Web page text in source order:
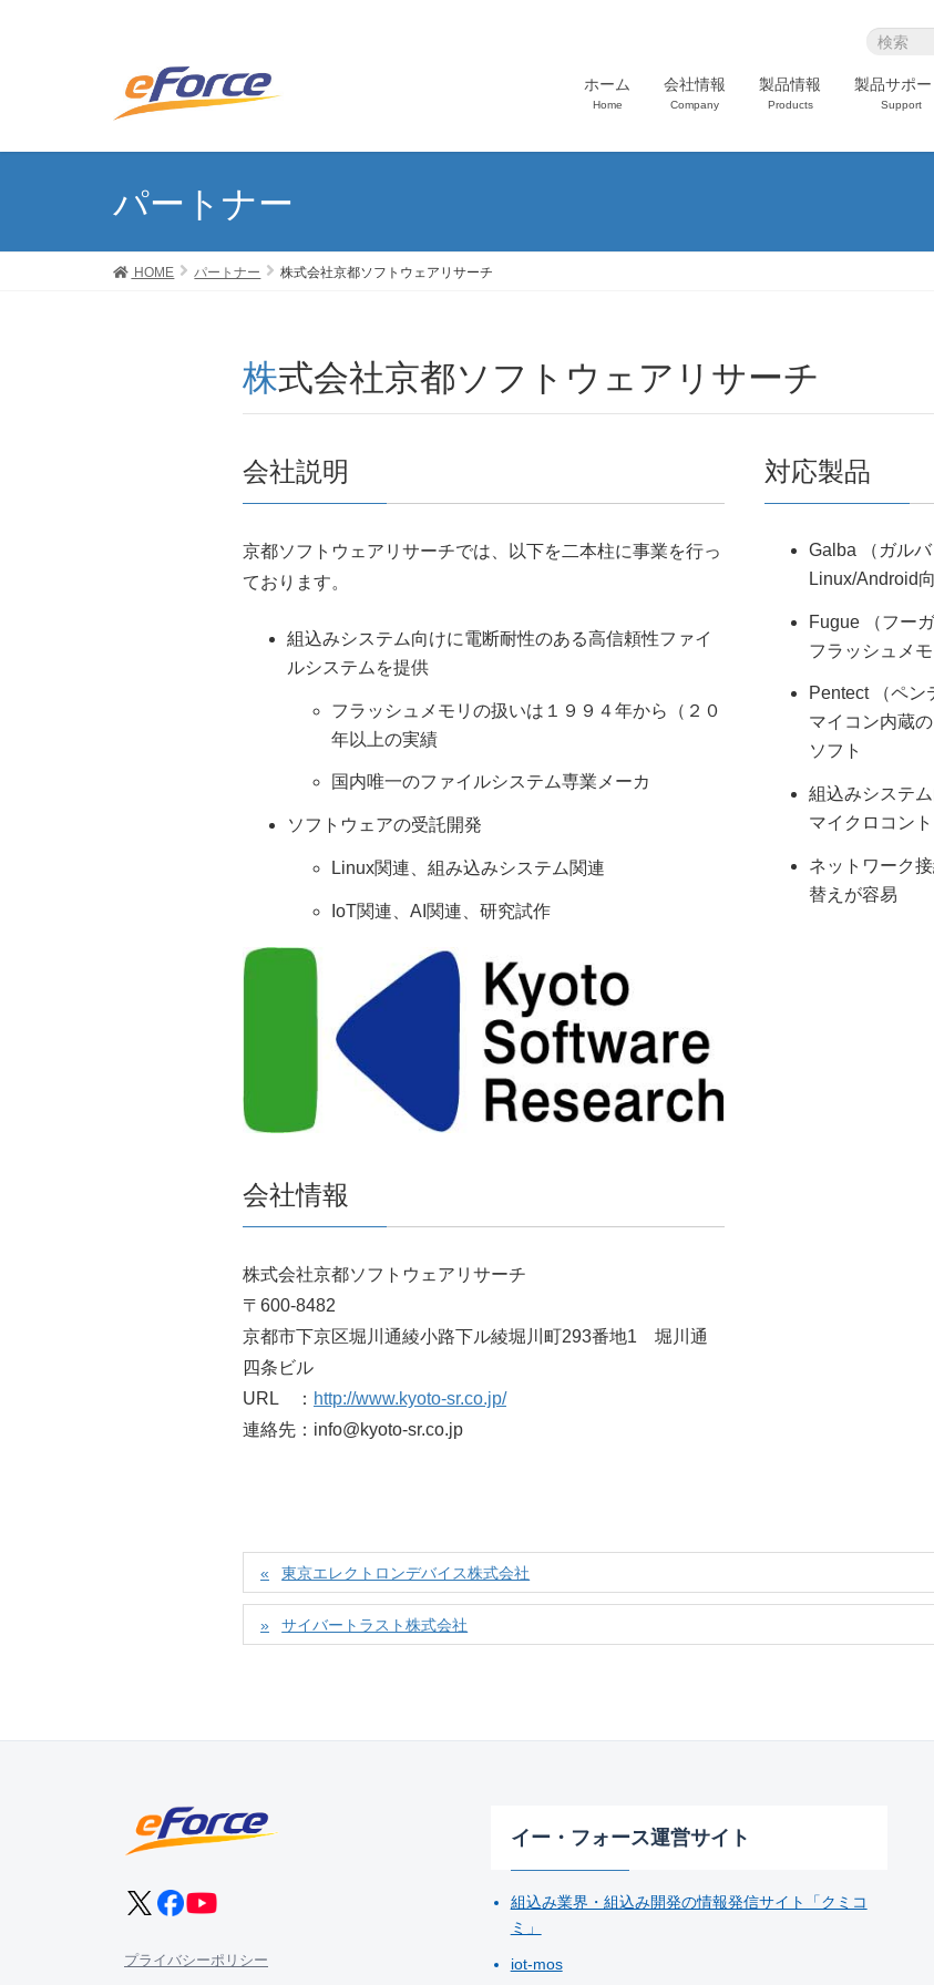
ホーム
Home
会社情報
Company
製品情報
Products
製品サポー
Support
パートナー
HOME パートナー 株式会社京都ソフトウェアリサーチ
株式会社京都ソフトウェアリサーチ
会社説明
京都ソフトウェアリサーチでは、以下を二本柱に事業を行っ
ております。
組込みシステム向けに電断耐性のある高信頼性ファイ
ルシステムを提供
フラッシュメモリの扱いは１９９４年から（２０
年以上の実績
国内唯一のファイルシステム専業メーカ
ソフトウェアの受託開発
Linux関連、組み込みシステム関連
IoT関連、AI関連、研究試作
会社情報
株式会社京都ソフトウェアリサーチ
〒600-8482
京都市下京区堀川通綾小路下ル綾堀川町293番地1 堀川通
四条ビル
URL ： http://www.kyoto-sr.co.jp/
連絡先：info@kyoto-sr.co.jp
対応製品
Galba （ガルバ
Linux/Android
Fugue （フーガ
フラッシュメ
Pentect （ペン
マイコン内蔵
ソフト
組込みシステ
マイクロコン
ネットワーク
替えが容易
東京エレクトロンデバイス株式会社
サイバートラスト株式会社
プライバシーポリシー
イー・フォース運営サイト
組込み業界・組込み開発の情報発信サイト「クミコ
ミ」
iot-mos